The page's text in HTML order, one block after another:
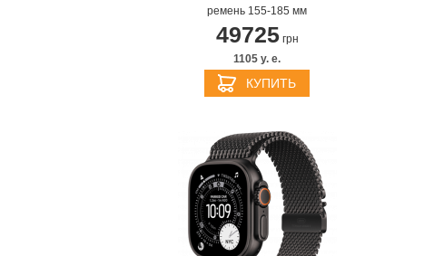
ремень 155-185 мм
49725грн
1105 y. e.
КУПИТЬ